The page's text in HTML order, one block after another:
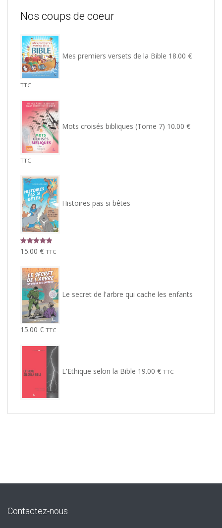
Nos coups de coeur
Mes premiers versets de la Bible 18.00 €
TTC
Mots croisés bibliques (Tome 7) 10.00 €
TTC
Histoires pas si bêtes
Note 5.00
15.00 € TTC
Le secret de l'arbre qui cache les enfants
15.00 € TTC
L'Ethique selon la Bible 19.00 € TTC
Contactez-nous